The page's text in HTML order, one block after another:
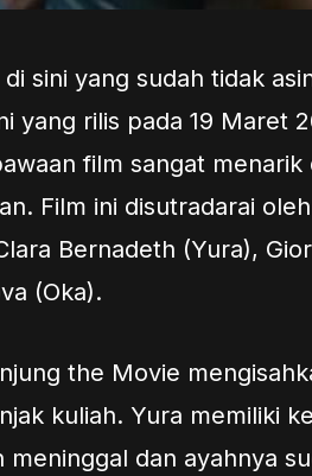
di sini yang sudah tidak
yang rilis pada 19 Maret
film sangat
Film ini disutradarai
Bernadeth (Yura),
(Oka).
the Movie
kuliah. Yura memiliki
meninggal dan ayahnya